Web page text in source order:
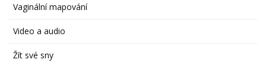
Vaginální mapování
Video a audio
Žít své sny